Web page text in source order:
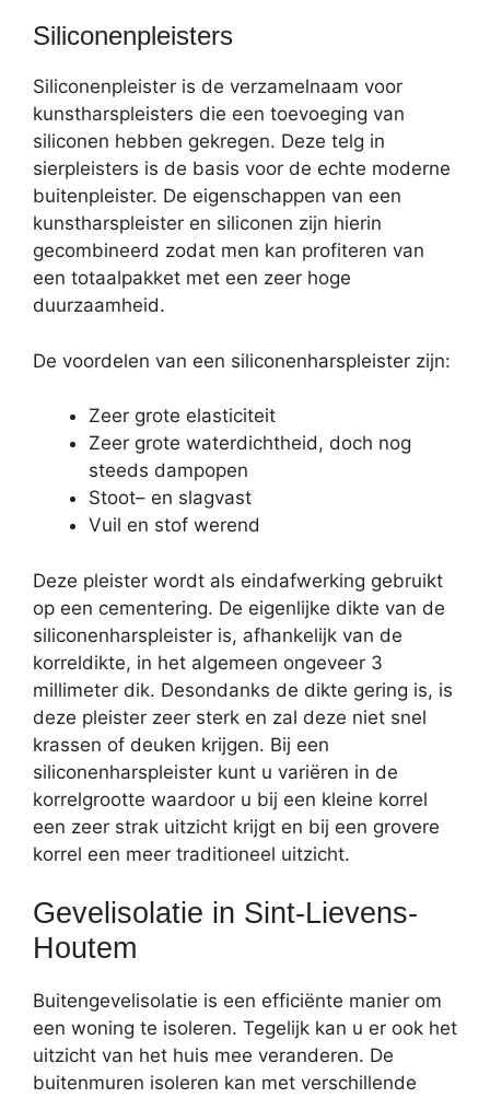
Siliconenpleisters
Siliconenpleister is de verzamelnaam voor
kunstharspleisters die een toevoeging van
siliconen hebben gekregen. Deze telg in
sierpleisters is de basis voor de echte moderne
buitenpleister. De eigenschappen van een
kunstharspleister en siliconen zijn hierin
gecombineerd zodat men kan profiteren van
een totaalpakket met een zeer hoge
duurzaamheid.
De voordelen van een siliconenharspleister zijn:
Zeer grote elasticiteit
Zeer grote waterdichtheid, doch nog
steeds dampopen
Stoot– en slagvast
Vuil en stof werend
Deze pleister wordt als eindafwerking gebruikt
op een cementering. De eigenlijke dikte van de
siliconenharspleister is, afhankelijk van de
korreldikte, in het algemeen ongeveer 3
millimeter dik. Desondanks de dikte gering is, is
deze pleister zeer sterk en zal deze niet snel
krassen of deuken krijgen. Bij een
siliconenharspleister kunt u variëren in de
korrelgrootte waardoor u bij een kleine korrel
een zeer strak uitzicht krijgt en bij een grovere
korrel een meer traditioneel uitzicht.
Gevelisolatie in Sint-Lievens-
Houtem
Buitengevelisolatie is een efficiënte manier om
een woning te isoleren. Tegelijk kan u er ook het
uitzicht van het huis mee veranderen. De
buitenmuren isoleren kan met verschillende